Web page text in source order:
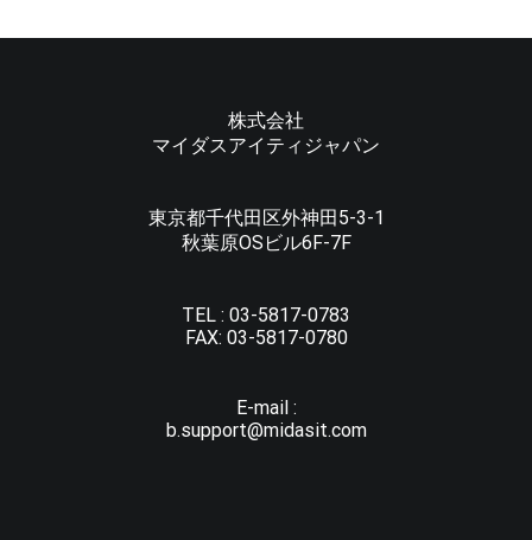
株式会社
マイダスアイティジャパン
東京都千代田区外神田5-3-1
秋葉原OSビル6F-7F
TEL : 03-5817-0783
FAX: 03-5817-0780
E-mail :
b.support@midasit.com